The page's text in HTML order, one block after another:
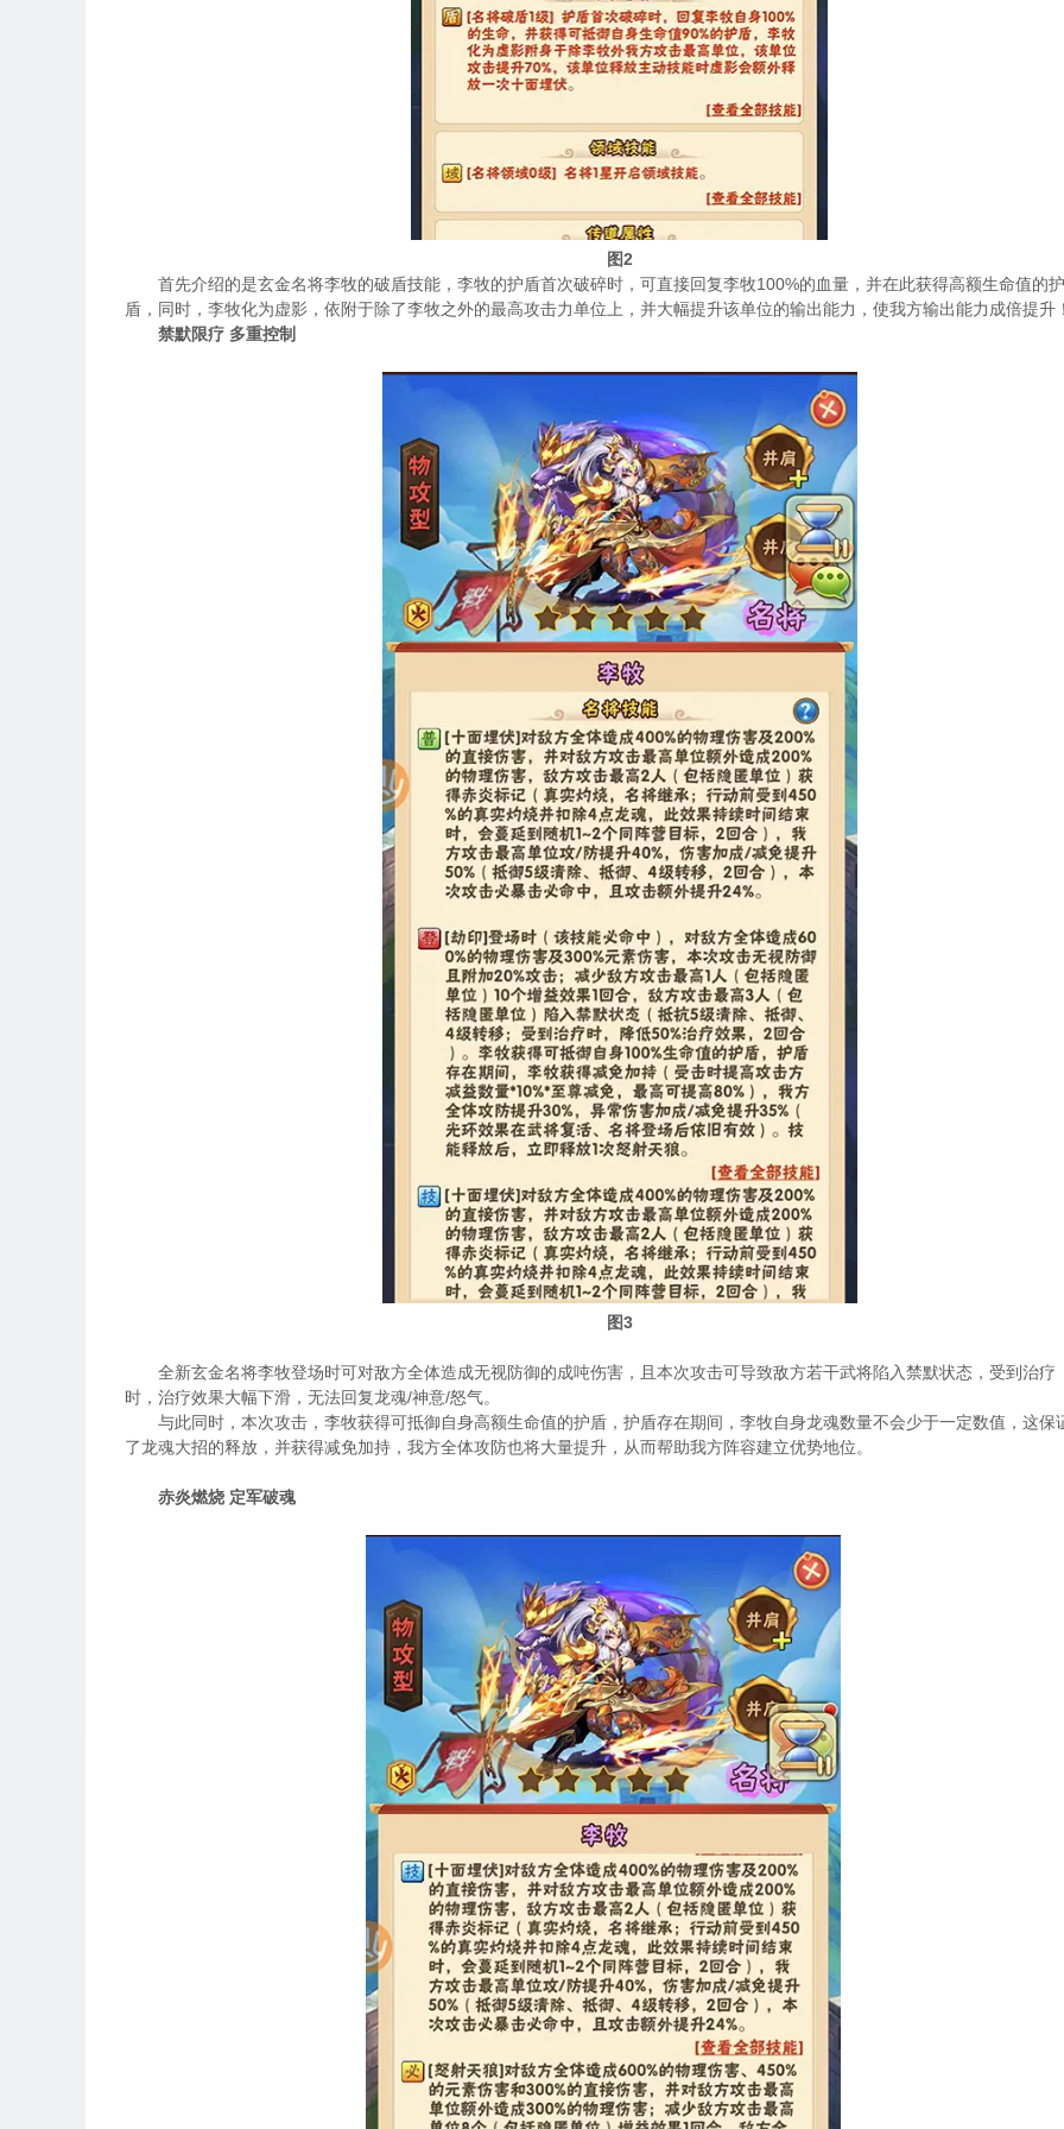
图2
首先介绍的是玄金名将李牧的破盾技能，李牧的护盾首次破碎时，可直接回复李牧100%的血量，并在此获得高额生命值的护
盾，同时，李牧化为虚影，依附于除了李牧之外的最高攻击力单位上，并大幅提升该单位的输出能力，使我方输出能力成倍提升
禁默限疗 多重控制
图3
全新玄金名将李牧登场时可对敌方全体造成无视防御的成吨伤害，且本次攻击可导致敌方若干武将陷入禁默状态，受到治疗
时，治疗效果大幅下滑，无法回复龙魂/神意/怒气。
与此同时，本次攻击，李牧获得可抵御自身高额生命值的护盾，护盾存在期间，李牧自身龙魂数量不会少于一定数值，这保
了龙魂大招的释放，并获得减免加持，我方全体攻防也将大量提升，从而帮助我方阵容建立优势地位。
赤炎燃烧 定军破魂